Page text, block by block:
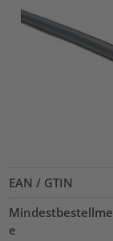
EAN / GTIN
e